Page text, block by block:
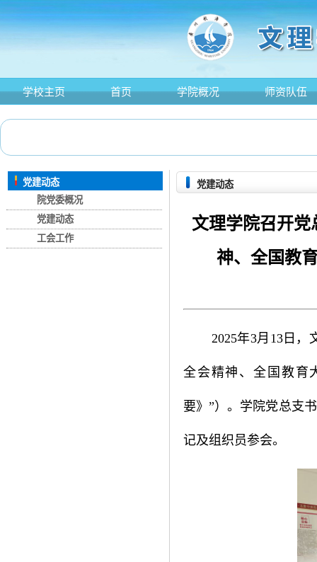
学校主页 首页 学院概况 师资队伍
党建动态
院党委概况
党建动态
工会工作
党建动态
文理学院召开党
神、全国教
2025年3月13日
全会精神、全国教育
要》”）。学院党总支
记及组织员参会。